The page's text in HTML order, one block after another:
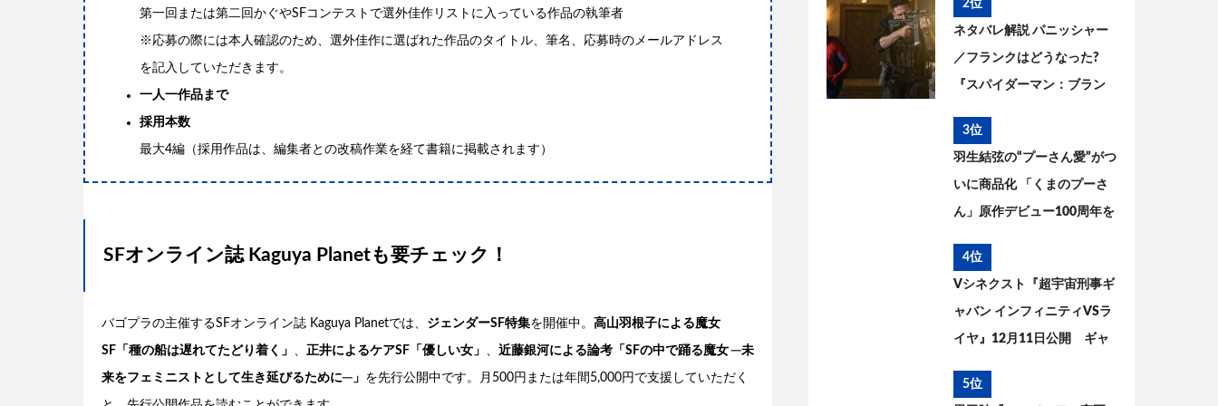
第一回または第二回かぐやSFコンテストで選外佳作リストに入っている作品の執筆者
※応募の際には本人確認のため、選外佳作に選ばれた作品のタイトル、筆名、応募時のメールアドレス
を記入していただきます。
一人一作品まで
採用本数
最大4編（採用作品は、編集者との改稿作業を経て書籍に掲載されます）
SFオンライン誌 Kaguya Planetも要チェック！
バゴプラの主催するSFオンライン誌 Kaguya Planetでは、 ジェンダーSF特集を開催中。 高山羽根子による魔女
SF「種の船は遅れてたどり着く」 正井によるケアSF「優しい女」 近藤銀河による論考「SFの中で踊る魔女 ─未
来をフェミニストとして生き延びるために─」 を先行公開中です。月500円または年間5,000円で支援していただく
2位
ネタバレ解説 パニッシャー
／フランクはどうなった?
『スパイダーマン：ブラン
までを考察
3位
羽生結弦の“プーさん愛”がつ
いに商品化 「くまのプーさ
ん」原作デビュー100周年を
4位
Vシネクスト『超宇宙刑事ギ
ャバン インフィニティVSラ
イヤ』12月11日公開 ギャ
5位